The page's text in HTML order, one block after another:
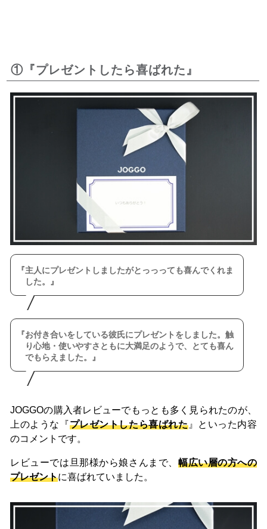
①『プレゼントしたら喜ばれた』
主人にプレゼントしましたがとっっっても喜んでくれま
した。
お付き合いをしている彼氏にプレゼントをしました。触
り心地・使いやすさともに大満足のようで、とても喜ん
でもらえました。
JOGGOの購入者レビューでもっとも多く見られたのが、
上のような『プレゼントしたら喜ばれた』といった内容
のコメントです。
レビューでは旦那様から娘さんまで、 幅広い層の方への
プレゼントに喜ばれていました。